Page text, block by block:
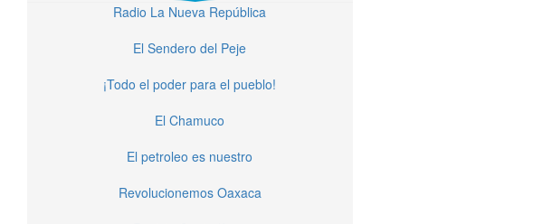
Radio La Nueva República
El Sendero del Peje
¡Todo el poder para el pueblo!
El Chamuco
El petroleo es nuestro
Revolucionemos Oaxaca